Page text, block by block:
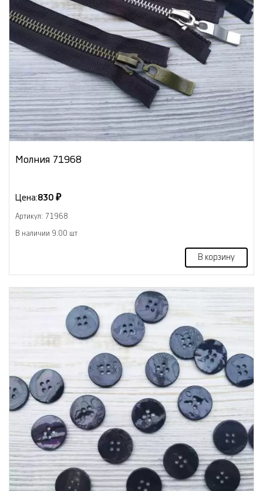
Молния 71968
Цена:830 ₽
Артикул: 71968
В наличии 9.00 шт
В корзину